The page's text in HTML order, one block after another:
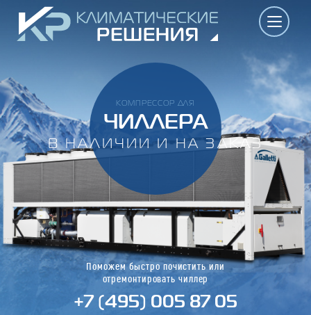
КОМПРЕССОР ДЛЯ
ЧИЛЛЕРА
В НАЛИЧИИ И НА ЗАКАЗ
Поможем быстро почистить или
отремонтировать чиллер
+7 (495) 005 87 05